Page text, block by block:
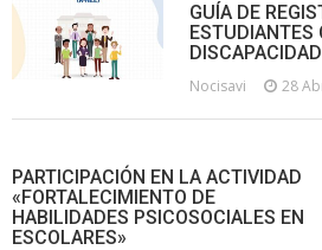
GUÍA DE
ESTUDIANTES
Nocisavi 28
PARTICIPACIÓN EN LA ACTIVIDAD
«FORTALECIMIENTO DE
HABILIDADES PSICOSOCIALES EN
ESCOLARES»